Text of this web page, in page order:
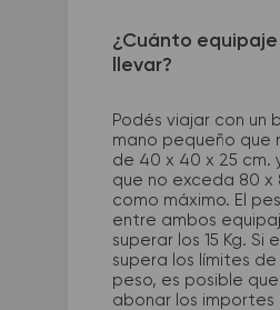
¿Cuánto
llevar?
Podés viajar con un
mano pequeño que
de 40 x 40 x 25 cm.
que no exceda 80 x
como máximo. El
entre ambos
superar los 15 Kg. Si
supera los límites
peso, es posible
abonar los importes